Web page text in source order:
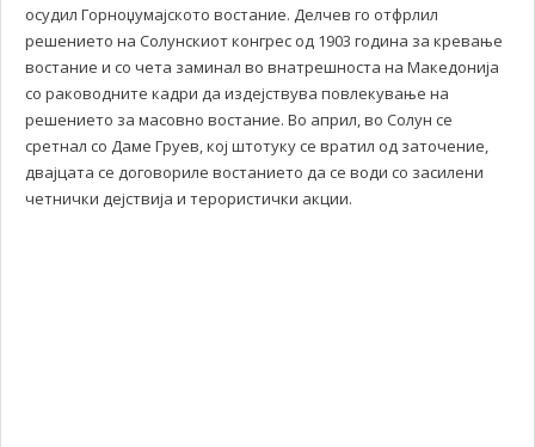
осудил Горноџумајското востание. Делчев го отфрлил
решението на Солунскиот конгрес од 1903 година за кревање
востание и со чета заминал во внатрешноста на Македонија
со раководните кадри да издејствува повлекување на
решението за масовно востание. Во април, во Солун се
сретнал со Даме Груев, кој штотуку се вратил од заточение,
двајцата се договориле востанието да се води со засилени
четнички дејствија и терористички акции.